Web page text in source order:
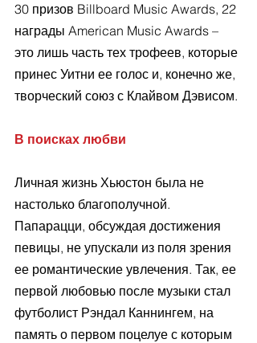
30 призов Billboard Music Awards, 22
награды American Music Awards –
это лишь часть тех трофеев, которые
принес Уитни ее голос и, конечно же,
творческий союз с Клайвом Дэвисом.
В поисках любви
Личная жизнь Хьюстон была не
настолько благополучной.
Папарацци, обсуждая достижения
певицы, не упускали из поля зрения
ее романтические увлечения. Так, ее
первой любовью после музыки стал
футболист Рэндал Каннингем, на
память о первом поцелуе с которым